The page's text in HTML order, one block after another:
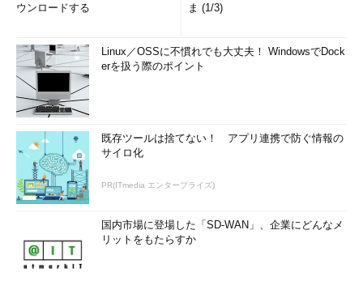
ウンロードする
ま (1/3)
Linux／OSSに不慣れでも大丈夫！ WindowsでDock
erを扱う際のポイント
既存ツールは捨てない！ アプリ連携で防ぐ情報の
サイロ化
PR(ITmedia エンタープライズ)
国内市場に登場した「SD-WAN」、企業にどんなメ
リットをもたらすか